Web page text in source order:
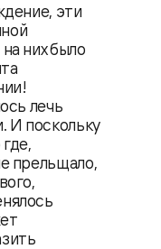
эти
них было
лечь
И поскольку
прельщало,